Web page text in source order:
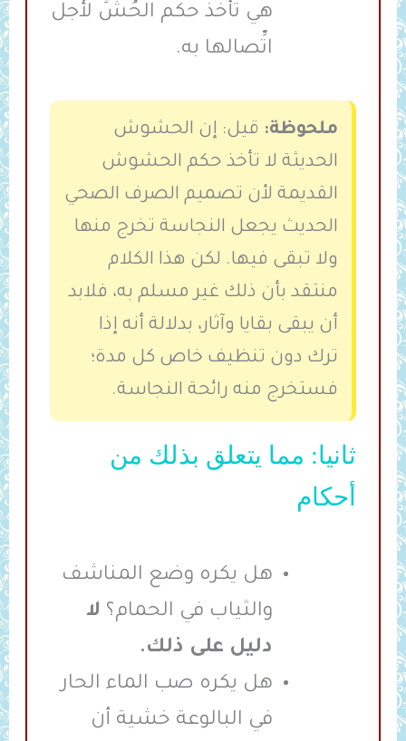
هي تأخذ حكم الحُشِّ لأجل
اتِّصالها به.
ملحوظة: قيل: إن الحشوش
الحديثة لا تأخذ حكم الحشوش
القديمة لأن تصميم الصرف الصحي
الحديث يجعل النجاسة تخرج منها
ولا تبقى فيها. لكن هذا الكلام
منتقد بأن ذلك غير مسلم به، فلابد
أن يبقى بقايا وآثار، بدلالة أنه إذا
ترك دون تنظيف خاص كل مدة؛
فستخرج منه رائحة النجاسة.
ثانيا: مما يتعلق بذلك من
أحكام
هل يكره وضع المناشف
والثياب في الحمام؟ لا
دليل على ذلك.
هل يكره صب الماء الحار
في البالوعة خشية أن